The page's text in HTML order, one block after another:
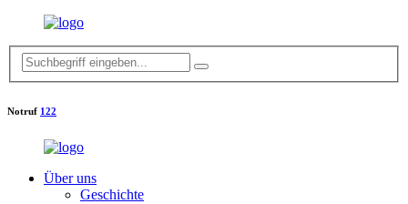
Notruf 122
Über uns
Geschichte